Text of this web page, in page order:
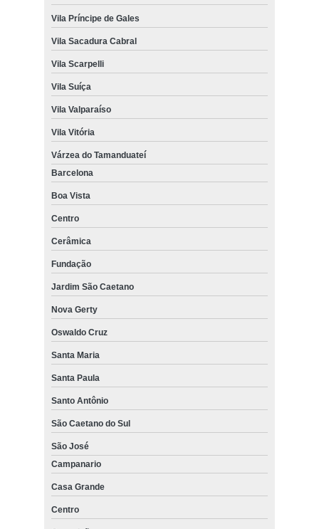
Vila Príncipe de Gales
Vila Sacadura Cabral
Vila Scarpelli
Vila Suíça
Vila Valparaíso
Vila Vitória
Várzea do Tamanduateí
Barcelona
Boa Vista
Centro
Cerâmica
Fundação
Jardim São Caetano
Nova Gerty
Oswaldo Cruz
Santa Maria
Santa Paula
Santo Antônio
São Caetano do Sul
São José
Campanario
Casa Grande
Centro